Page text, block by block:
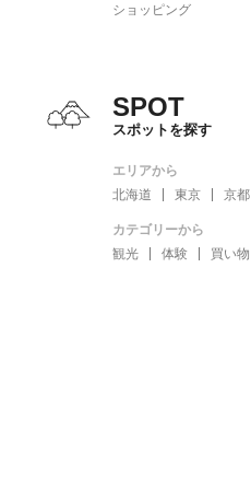
ショッピング
SPOT
スポットを探す
エリアから
北海道
東京 京都
カテゴリーから
観光
体験 買い物